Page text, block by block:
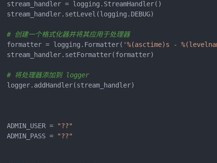
stream_handler = logging.StreamHandler()
stream_handler.setLevel(logging.DEBUG)
# 创建一个格式化器并将其应用于处理器
formatter = logging.Formatter( '%(asctime)s -
stream_handler.setFormatter(formatter)
# 将处理器添加到 logger
logger.addHandler(stream_handler)
ADMIN_USER =
"??"
ADMIN_PASS =
"??"